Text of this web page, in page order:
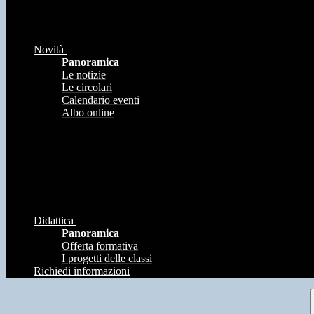
Novità
Panoramica
Le notizie
Le circolari
Calendario eventi
Albo online
Didattica
Panoramica
Offerta formativa
I progetti delle classi
Richiedi informazioni